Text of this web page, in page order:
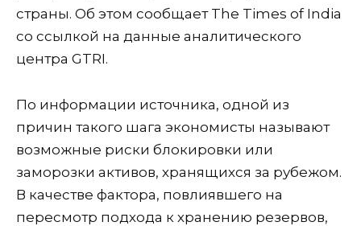
страны. Об этом сообщает The Times of India
со ссылкой на данные аналитического
центра GTRI.
По информации источника, одной из
причин такого шага экономисты называют
возможные риски блокировки или
заморозки активов, хранящихся за рубежом.
В качестве фактора, повлиявшего на
пересмотр подхода к хранению резервов,